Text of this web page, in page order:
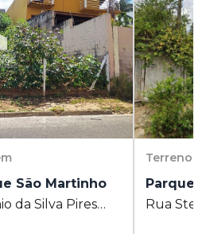
São Martinho
da Silva Pires
Terreno
Parque
Rua